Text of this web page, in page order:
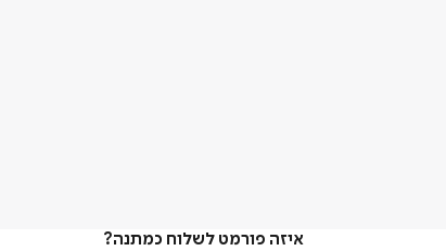
איזה פורמט לשלוח כמתנה?